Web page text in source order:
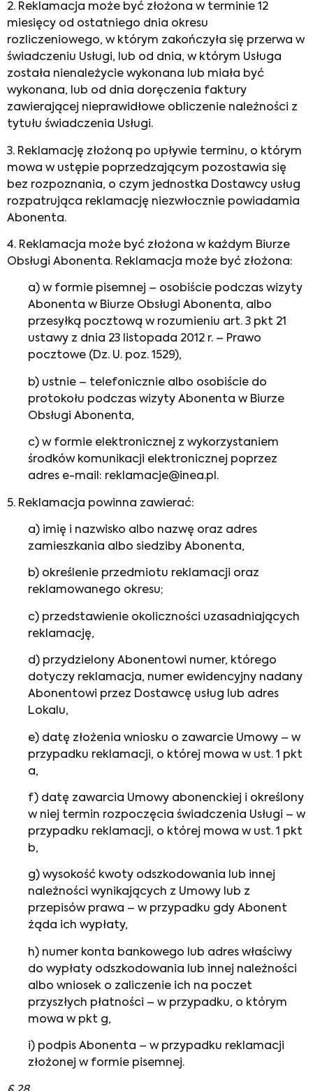
2. Reklamacja może być złożona w terminie 12
miesięcy od ostatniego dnia okresu
rozliczeniowego, w którym zakończyła się przerwa w
świadczeniu Usługi, lub od dnia, w którym Usługa
została nienależycie wykonana lub miała być
wykonana, lub od dnia doręczenia faktury
zawierającej nieprawidłowe obliczenie należności z
tytułu świadczenia Usługi.
3. Reklamację złożoną po upływie terminu, o którym
mowa w ustępie poprzedzającym pozostawia się
bez rozpoznania, o czym jednostka Dostawcy usług
rozpatrująca reklamację niezwłocznie powiadamia
Abonenta.
4. Reklamacja może być złożona w każdym Biurze
Obsługi Abonenta. Reklamacja może być złożona:
a) w formie pisemnej – osobiście podczas wizyty
Abonenta w Biurze Obsługi Abonenta, albo
przesyłką pocztową w rozumieniu art. 3 pkt 21
ustawy z dnia 23 listopada 2012 r. – Prawo
pocztowe (Dz. U. poz. 1529),
b) ustnie – telefonicznie albo osobiście do
protokołu podczas wizyty Abonenta w Biurze
Obsługi Abonenta,
c) w formie elektronicznej z wykorzystaniem
środków komunikacji elektronicznej poprzez
adres e-mail: reklamacje@inea.pl.
5. Reklamacja powinna zawierać:
a) imię i nazwisko albo nazwę oraz adres
zamieszkania albo siedziby Abonenta,
b) określenie przedmiotu reklamacji oraz
reklamowanego okresu;
c) przedstawienie okoliczności uzasadniających
reklamację,
d) przydzielony Abonentowi numer, którego
dotyczy reklamacja, numer ewidencyjny nadany
Abonentowi przez Dostawcę usług lub adres
Lokalu,
e) datę złożenia wniosku o zawarcie Umowy – w
przypadku reklamacji, o której mowa w ust. 1 pkt
a,
f) datę zawarcia Umowy abonenckiej i określony
w niej termin rozpoczęcia świadczenia Usługi – w
przypadku reklamacji, o której mowa w ust. 1 pkt
b,
g) wysokość kwoty odszkodowania lub innej
należności wynikających z Umowy lub z
przepisów prawa – w przypadku gdy Abonent
żąda ich wypłaty,
h) numer konta bankowego lub adres właściwy
do wypłaty odszkodowania lub innej należności
albo wniosek o zaliczenie ich na poczet
przyszłych płatności – w przypadku, o którym
mowa w pkt g,
i) podpis Abonenta – w przypadku reklamacji
złożonej w formie pisemnej.